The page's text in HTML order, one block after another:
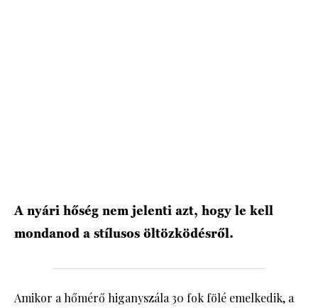
A nyári hőség nem jelenti azt, hogy le kell
mondanod a stílusos öltözködésről.
Amikor a hőmérő higanyszála 30 fok fölé emelkedik, a